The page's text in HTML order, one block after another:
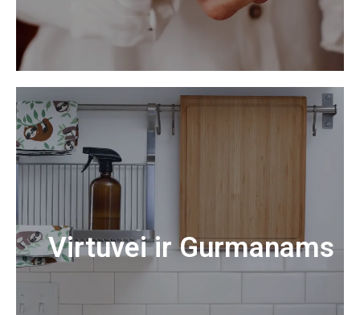
Virtuvei ir Gurmanams